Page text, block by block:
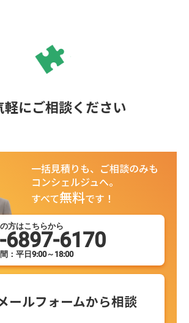
軽にご相談ください
一括見積りも、ご相談のみも
コンシェルジュへ。
すべて無料です！
方はこちらから
6897-6170
：平日9:00～18:00
ールフォームから相談